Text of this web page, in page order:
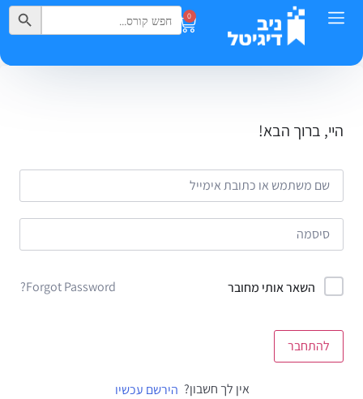
0
Search
for:
Search Button
היי, ברוך הבא!
השאר אותי מחובר Forgot Password?
להתחבר
אין לך חשבון? הירשם עכשיו